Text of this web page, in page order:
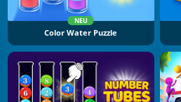
NEU
Color Water Puzzle